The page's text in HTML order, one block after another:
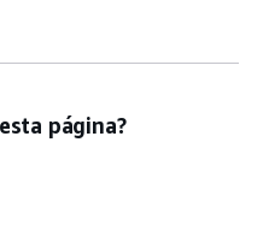
página?